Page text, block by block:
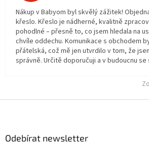
Nákup v Babyom byl skvělý zážitek!
křeslo. Křeslo je nádherné, kvalitně
pohodlné – přesně to, co jsem hledala na
chvíle oddechu. Komunikace s obchodem
přátelská, což mě jen utvrdilo v tom, že
správně. Určitě doporučuji a v budoucnu se
Odebírat newsletter